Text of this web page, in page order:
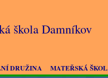
DRUŽINA MATEŘSKÁ
škola Damníkov